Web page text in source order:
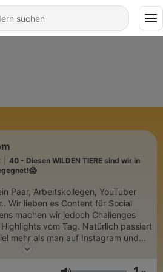
40 - Diesen WILDEN TIERE sind wir in
Paar, Arbeitskollegen, YouTuber
Wir lieben es Content für Social
machen wir jedoch Challenges
vom Tag. Natürlich passiert
mehr als man auf Instagram und
euch mit hinter die Kulissen, eher